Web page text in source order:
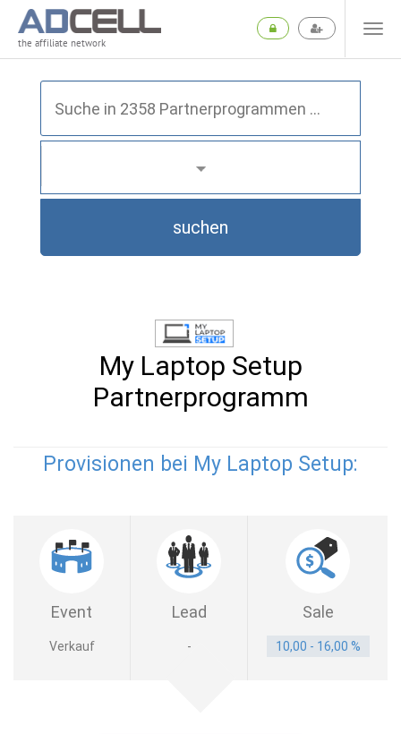
the affiliate network
suchen
My Laptop Setup
Partnerprogramm
Provisionen bei My Laptop Setup:
Event Lead Sale
Verkauf - 10,00 - 16,00 %